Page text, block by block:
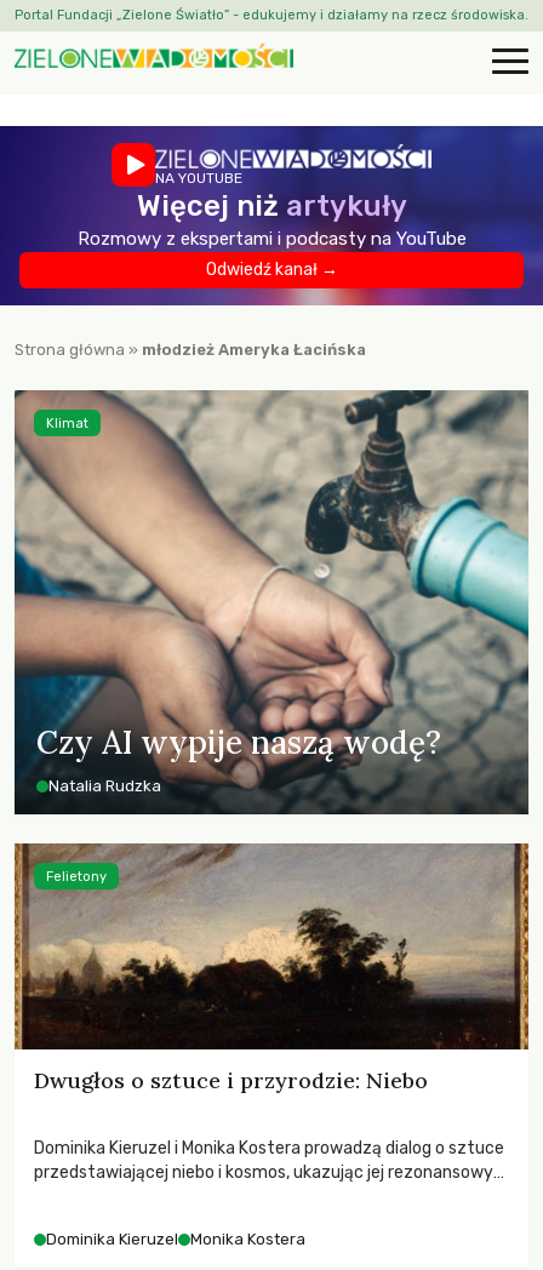
Portal Fundacji „Zielone Światło” - edukujemy i działamy na rzecz środowiska.
NA YOUTUBE
Więcej niż artykuły
Rozmowy z ekspertami i podcasty na YouTube
Odwiedź kanał →
Strona główna » młodzież Ameryka Łacińska
Czy AI wypije naszą wodę?
Natalia Rudzka
Klimat
Dwugłos o sztuce i przyrodzie: Niebo
Dominika Kieruzel i Monika Kostera prowadzą dialog o sztuce
przedstawiającej niebo i kosmos, ukazując jej rezonansowy
Dominika Kieruzel Monika Kostera
Felietony